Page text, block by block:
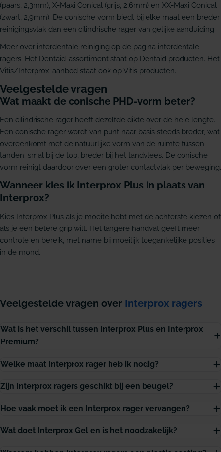
(paars, 2,3mm), X-Maxi Conical (grijs, 2,6mm) en XX-Maxi Conical
(zwart, 2,9mm). De conische vorm biedt bij elke maat een breder
reinigingsvlak dan een cilindrische rager van gelijke aanduiding.
Meer over interdentale reiniging op de pagina interdentale
ragers. Het Dentaid-assortiment staat op Dentaid producten. Het
Vitis/Interprox-aanbod staat ook opVitis producten.
Veelgestelde vragen
Wat maakt de conische PHD-vorm beter?
Een cilindrische rager heeft dezelfde dikte over de hele lengte.
Een conische rager wordt van punt naar basis steeds breder, wat
overeenkomt met de natuurlijke vorm van de ruimte tussen
tanden: smal bij de top, breder bij het tandvlees. De conische
vorm reinigt daardoor over een groter contactvlak per beweging.
Wanneer kies ik Interprox Plus in plaats van
Interprox?
Kies Interprox Plus als je moeite hebt met de achterste kiezen of
als je een betere grip wilt. Het langere handvat geeft meer
controle en bereik, met name bij moeilijk toegankelijke posities
in de mond.
Veelgestelde vragen over Interprox ragers
Wat is het verschil tussen Interprox Plus en Interprox
Premium?
Welke maat Interprox rager heb ik nodig?
Zijn Interprox ragers geschikt bij een beugel?
Hoe vaak moet ik een Interprox rager vervangen?
Wat doet Interprox Gel en is het noodzakelijk?